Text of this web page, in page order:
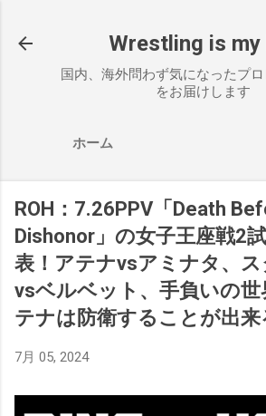
Wrestling is
国内、海外問わず気になったプ
をお届けします
ホーム
ROH：7.26PPV「Death
Dishonor」の女子王座戦2
表！アテナvsアミナタ、ス
vsベルベット、手負いの世
テナは防衛することが出来
7月 05, 2024